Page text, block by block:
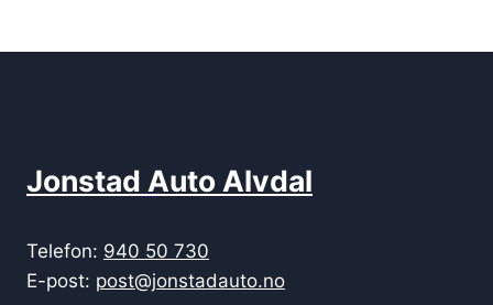
Jonstad Auto Alvdal
Telefon: 940 50 730
E-post: post@jonstadauto.no